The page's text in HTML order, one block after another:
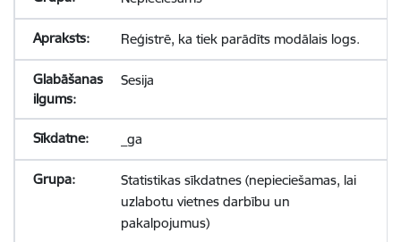
Reģistrē, ka tiek parādīts modālais logs.
Sesija
_ga
Statistikas sīkdatnes (nepieciešamas, lai
uzlabotu vietnes darbību un
pakalpojumus)